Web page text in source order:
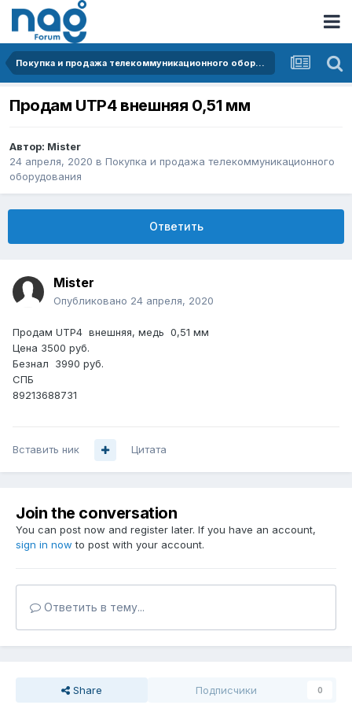
Покупка и продажа телекоммуникационного оборудования
Продам UTP4 внешняя 0,51 мм
Автор: Mister
24 апреля, 2020 в Покупка и продажа телекоммуникационного
оборудования
Ответить
Mister
Опубликовано 24 апреля, 2020
Продам UTP4 внешняя, медь 0,51 мм
Цена 3500 руб.
Безнал 3990 руб.
СПБ
89213688731
Вставить ник Цитата
Join the conversation
You can post now and register later. If you have an account,
sign in now to post with your account.
Ответить в тему...
Share Подписчики 0